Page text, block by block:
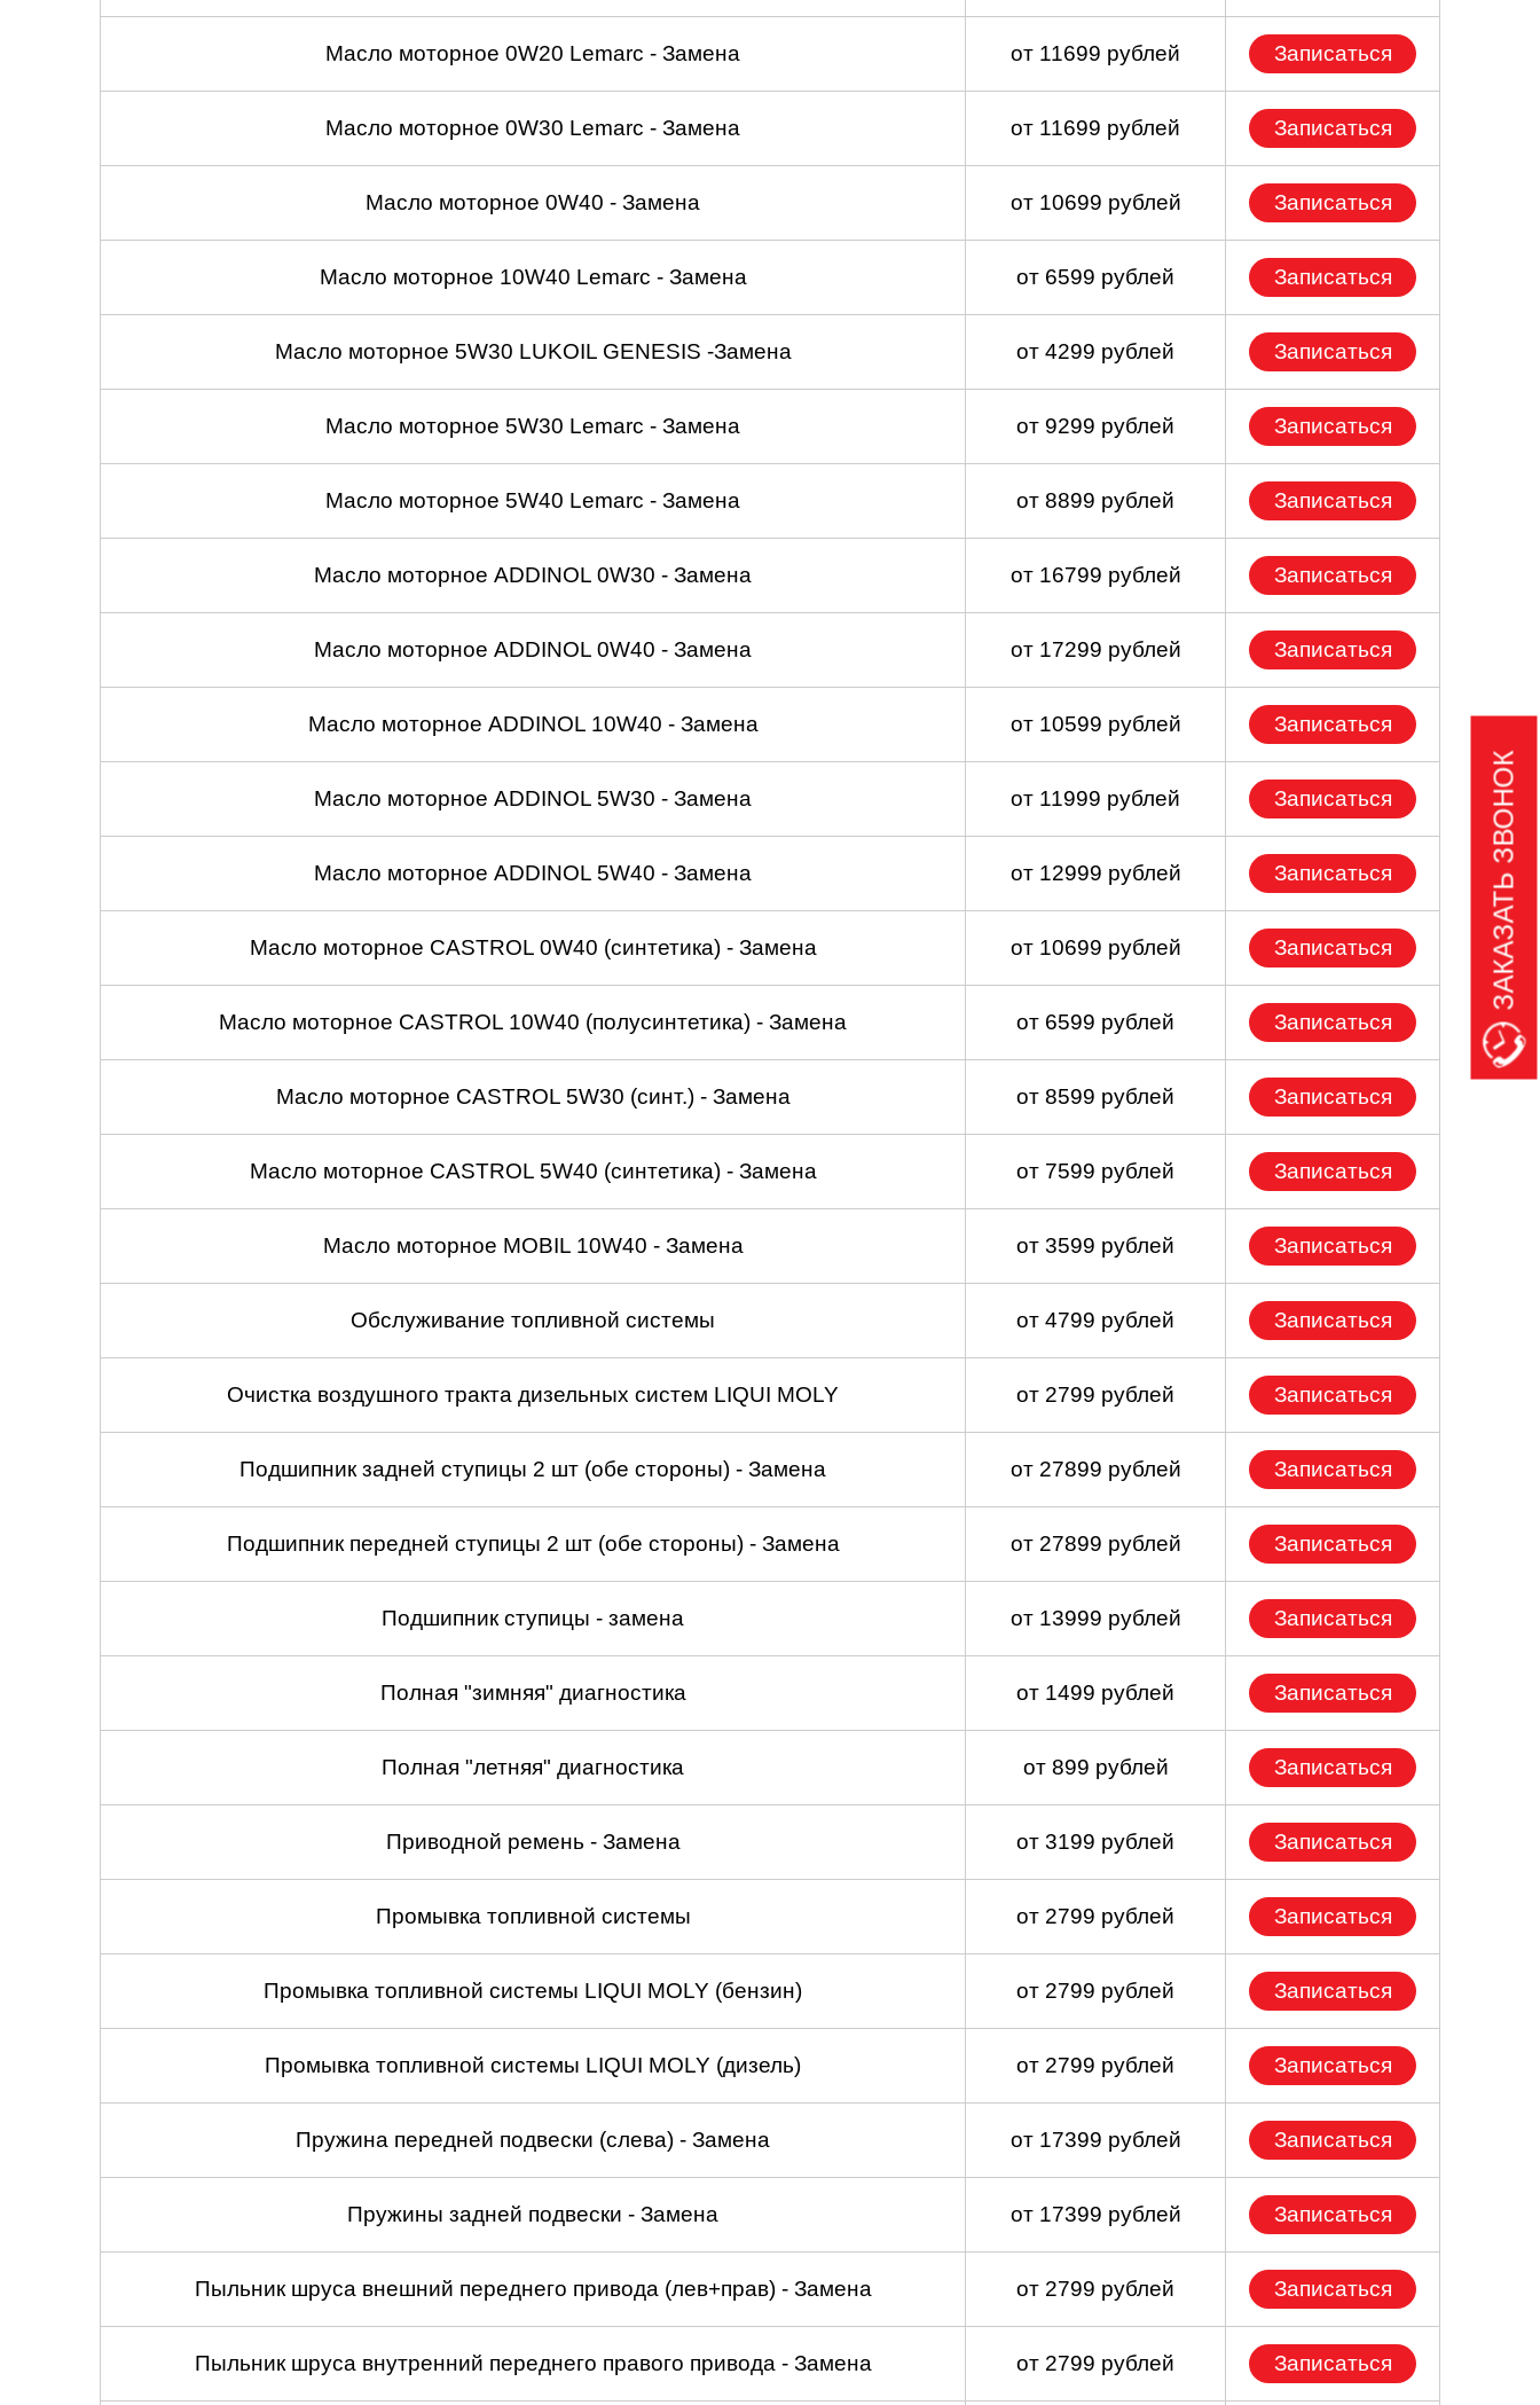
Масло моторное 0W20 Lemarc - Замена от 11699 рублей Записаться
Масло моторное 0W30 Lemarc - Замена от 11699 рублей Записаться
Масло моторное 0W40 - Замена от 10699 рублей Записаться
Масло моторное 10W40 Lemarc - Замена от 6599 рублей Записаться
Масло моторное 5W30 LUKOIL GENESIS -Замена от 4299 рублей Записаться
Масло моторное 5W30 Lemarc - Замена от 9299 рублей Записаться
Масло моторное 5W40 Lemarc - Замена от 8899 рублей Записаться
Масло моторное ADDINOL 0W30 - Замена от 16799 рублей Записаться
Масло моторное ADDINOL 0W40 - Замена от 17299 рублей Записаться
Масло моторное ADDINOL 10W40 - Замена от 10599 рублей Записаться
Масло моторное ADDINOL 5W30 - Замена от 11999 рублей Записаться
Масло моторное ADDINOL 5W40 - Замена от 12999 рублей Записаться
Масло моторное CASTROL 0W40 (синтетика) - Замена от 10699 рублей Записаться
Масло моторное CASTROL 10W40 (полусинтетика) - Замена от 6599 рублей Записаться
Масло моторное CASTROL 5W30 (синт.) - Замена от 8599 рублей Записаться
Масло моторное CASTROL 5W40 (синтетика) - Замена от 7599 рублей Записаться
Масло моторное MOBIL 10W40 - Замена от 3599 рублей Записаться
Обслуживание топливной системы от 4799 рублей Записаться
Очистка воздушного тракта дизельных систем LIQUI MOLY от 2799 рублей Записаться
Подшипник задней ступицы 2 шт (обе стороны) - Замена от 27899 рублей Записаться
Подшипник передней ступицы 2 шт (обе стороны) - Замена от 27899 рублей Записаться
Подшипник ступицы - замена от 13999 рублей Записаться
Полная "зимняя" диагностика от 1499 рублей Записаться
Полная "летняя" диагностика от 899 рублей Записаться
Приводной ремень - Замена от 3199 рублей Записаться
Промывка топливной системы от 2799 рублей Записаться
Промывка топливной системы LIQUI MOLY (бензин) от 2799 рублей Записаться
Промывка топливной системы LIQUI MOLY (дизель) от 2799 рублей Записаться
Пружина передней подвески (слева) - Замена от 17399 рублей Записаться
Пружины задней подвески - Замена от 17399 рублей Записаться
Пыльник шруса внешний переднего привода (лев+прав) - Замена от 2799 рублей Записаться
Пыльник шруса внутренний переднего правого привода - Замена от 2799 рублей Записаться
ЗАКАЗАТЬ ЗВОНОК